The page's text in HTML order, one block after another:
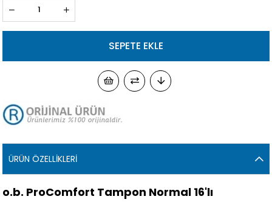
ÜRÜN ÖZELLIKLERI
o.b. ProComfort Tampon Normal 16'lı